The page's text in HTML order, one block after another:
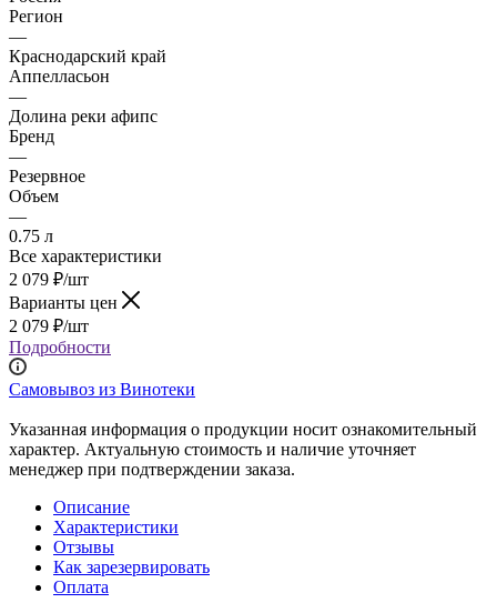
Регион
—
Краснодарский край
Аппелласьон
—
Долина реки афипс
Бренд
—
Резервное
Объем
—
0.75 л
Все характеристики
2 079 ₽/шт
Варианты цен
2 079 ₽/шт
Подробности
Самовывоз из Винотеки
Указанная информация о продукции носит ознакомительный
характер. Актуальную стоимость и наличие уточняет
менеджер при подтверждении заказа.
Описание
Характеристики
Отзывы
Как зарезервировать
Оплата